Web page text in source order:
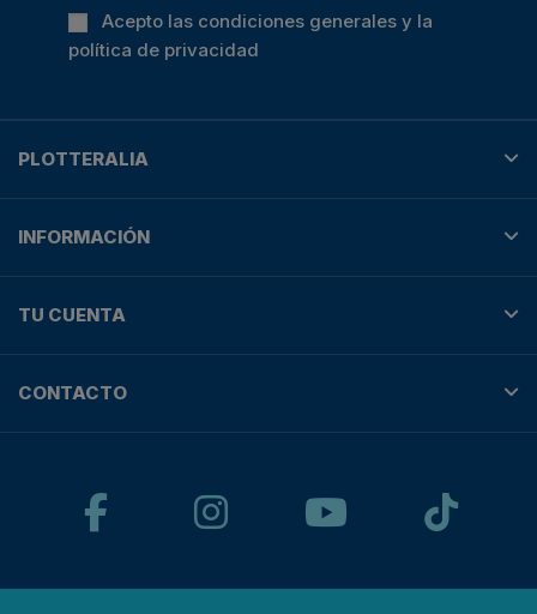
Acepto las condiciones generales y la
política de privacidad
PLOTTERALIA
INFORMACIÓN
TU CUENTA
CONTACTO